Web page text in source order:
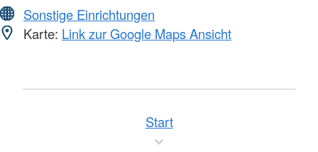
Sonstige Einrichtungen
Karte: Link zur Google Maps Ansicht
Start